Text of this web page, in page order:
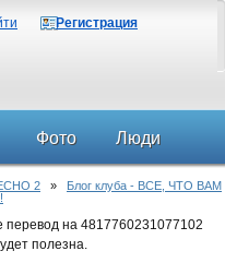
Регистрация
Фото Люди
2 » Блог клуба - ВСЕ, ЧТО ВАМ
перевод на 4817760231077102
полезна.